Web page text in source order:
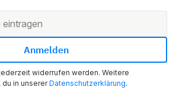
widerrufen werden. Weitere
in unsererDatenschutzerklärung.